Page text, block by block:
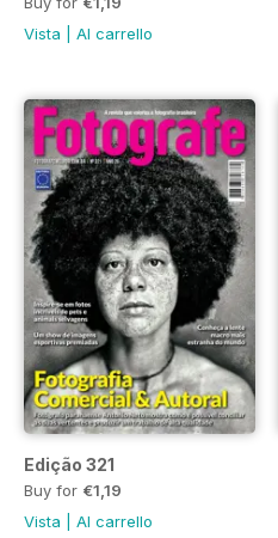
Vista
Al carrello
Edição 321
Buy for €1,19
Vista
Al carrello